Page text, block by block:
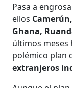
Pasa a
ellos
Ghana,
últimos meses
polémico plan
extranjeros